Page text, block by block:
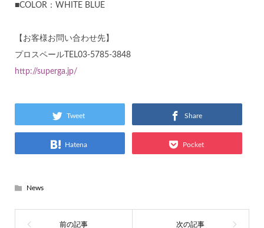
■COLOR：WHITE BLUE
【お客様お問い合わせ先】
プロスペールTEL03-5785-3848
http://superga.jp/
Tweet Share
Hatena Pocket
News